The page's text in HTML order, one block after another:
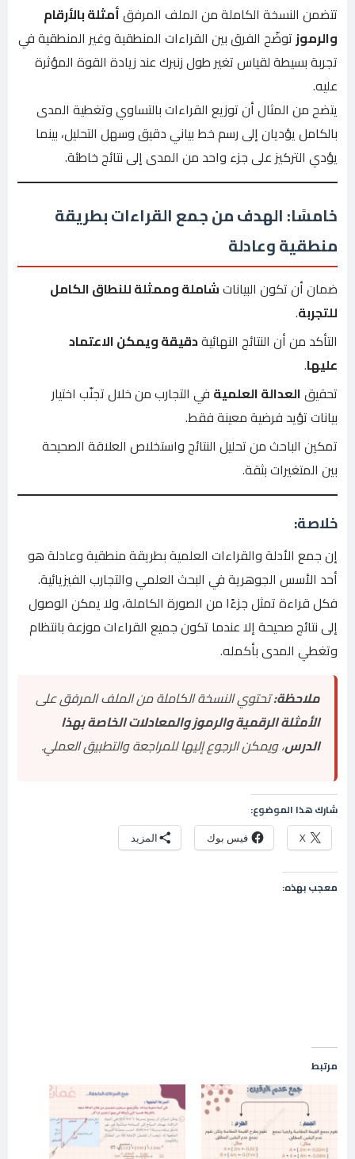
تتضمن النسخة الكاملة من الملف المرفقأمثلة بالأرقام
والرموزتوضّح الفرق بين القراءات المنطقية وغير المنطقية في
تجربة بسيطة لقياس تغير طول زنبرك عند زيادة القوة المؤثرة
عليه.
يتضح من المثال أن توزيع القراءات بالتساوي وتغطية المدى
بالكامل يؤديان إلى رسم خط بياني دقيق وسهل التحليل، بينما
يؤدي التركيز على جزء واحد من المدى إلى نتائج خاطئة.
خامسًا: الهدف من جمع القراءات بطريقة
منطقية وعادلة
ضمان أن تكون البياناتشاملة وممثلة للنطاق الكامل
للتجربة.
التأكد من أن النتائج النهائيةدقيقة ويمكن الاعتماد
عليها.
تحقيقالعدالة العلمية في التجارب من خلال تجنّب اختيار
بيانات تؤيد فرضية معينة فقط.
تمكين الباحث من تحليل النتائج واستخلاص العلاقة الصحيحة
بين المتغيرات بثقة.
خلاصة:
إن جمع الأدلة والقراءات العلمية بطريقة منطقية وعادلة هو
أحد الأسس الجوهرية في البحث العلمي والتجارب الفيزيائية.
فكل قراءة تمثل جزءًا من الصورة الكاملة، ولا يمكن الوصول
إلى نتائج صحيحة إلا عندما تكون جميع القراءات موزعة بانتظام
وتغطي المدى بأكمله.
ملاحظة:تحتوي النسخة الكاملة من الملف المرفق على
الأمثلة الرقمية والرموز والمعادلات الخاصة بهذا
الدرس، ويمكن الرجوع إليها للمراجعة والتطبيق العملي.
شارك هذا الموضوع:
X فيس بوك المزيد
معجب بهذه:
مرتبط